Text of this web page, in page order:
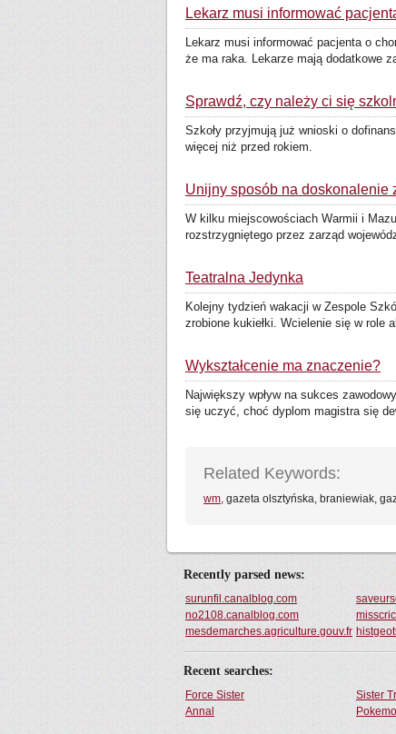
Lekarz musi informować
Lekarz musi informować pacjenta o
że ma raka. Lekarze mają dodatkowe
Sprawdź, czy należy ci się
Szkoły przyjmują już wnioski o
więcej niż przed rokiem.
Unijny sposób na doskonalenie
W kilku miejscowościach Warmii i
rozstrzygniętego przez zarząd
Teatralna Jedynka
Kolejny tydzień wakacji w Zespole
zrobione kukiełki. Wcielenie się w role
Wykształcenie ma znaczenie?
Największy wpływ na sukces
się uczyć, choć dyplom magistra się
Related Keywords:
wm, gazeta olsztyńska, braniewiak,
Recently parsed news:
surunfil.canalblog.com
no2108.canalblog.com
mesdemarches.agriculture.gouv.fr
Recent searches:
Force Sister Sister
Annal